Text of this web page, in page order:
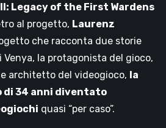
Legacy of the First Wardens
al progetto, Laurenz
che racconta due storie
Venya, la protagonista del gioco,
architetto del videogioco, la
di 34 anni diventato
quasi “per caso”.